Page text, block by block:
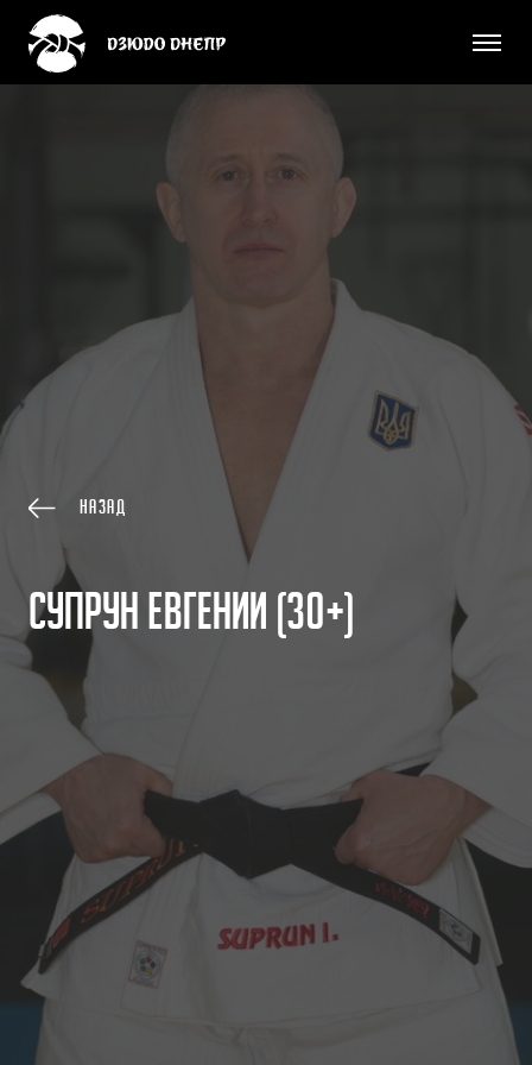
Назад
Су рун Ев ен и й 30+